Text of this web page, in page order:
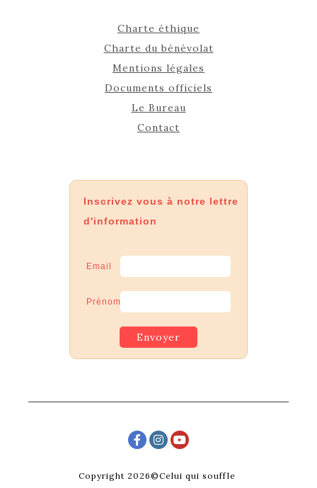
Charte éthique
Charte du bénévolat
Mentions légales
Documents officiels
Le Bureau
Contact
Inscrivez vous à notre lettre
d'information
Email
Prénom
Copyright 2026©Celui qui souffle